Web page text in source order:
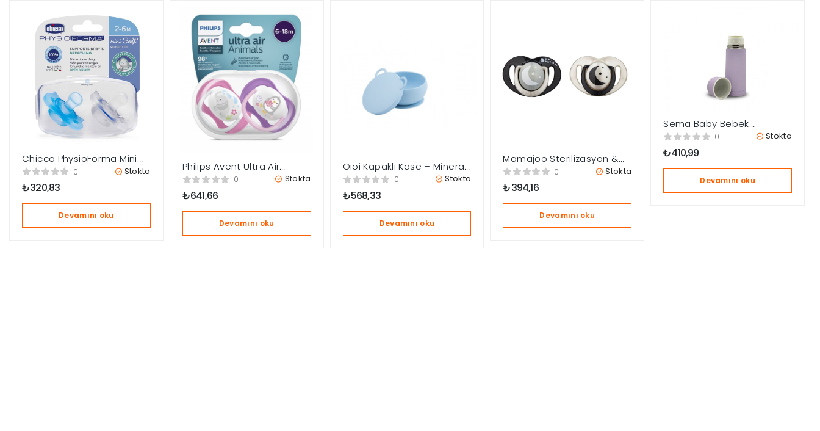
Chicco PhysioForma Mini
Soft 2’li Emzik 2-6 Ay Erkek
0 Stokta
₺320,83
Devamını oku
Philips Avent Ultra Air
Animals 2li Desenli Emzik 6-
0 Stokta
₺641,66
Devamını oku
Oioi Kapaklı Kase – Mineral
Blue
0 Stokta
₺568,33
Devamını oku
Mamajoo Sterilizasyon &
Saklama Kutulu Black &
Pearl Desenli İkili Ortodontik
Emzik Gece & Gündüz / 6
Ay+
0 Stokta
₺394,16
Devamını oku
Sema Baby Bebek
Termosu 350 ml – Lila
0 Stokta
₺410,99
Devamını oku